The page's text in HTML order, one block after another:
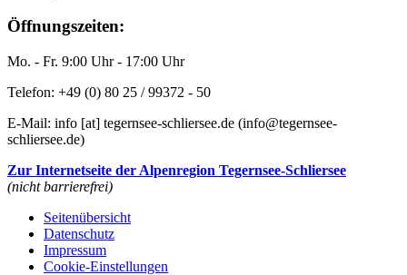
Öffnungszeiten:
Mo. - Fr. 9:00 Uhr - 17:00 Uhr
Telefon: +49 (0) 80 25 / 99372 - 50
E-Mail: info [at] tegernsee-schliersee.de (info‎@‎tegernsee-
schliersee.de)
Zur Internetseite der Alpenregion Tegernsee-Schliersee
(nicht barrierefrei)
Seitenübersicht
Datenschutz
Impressum
Cookie-Einstellungen